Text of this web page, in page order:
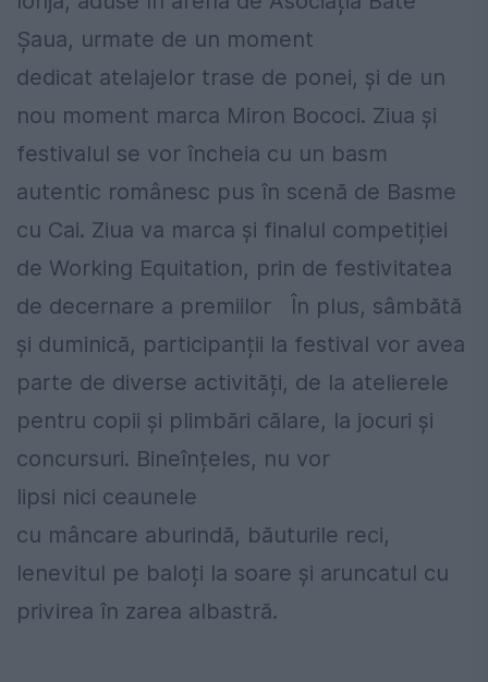
Șaua, urmate de un moment
dedicat atelajelor trase de ponei, și de un
nou moment marca Miron Bococi. Ziua și
festivalul se vor încheia cu un basm
autentic românesc pus în scenă de Basme
cu Cai. Ziua va marca și finalul competiției
de Working Equitation, prin de festivitatea
de decernare a premiilor În plus, sâmbătă
și duminică, participanții la festival vor avea
parte de diverse activități, de la atelierele
pentru copii și plimbări călare, la jocuri și
concursuri. Bineînțeles, nu vor
lipsi nici ceaunele
cu mâncare aburindă, băuturile reci,
lenevitul pe baloți la soare și aruncatul cu
privirea în zarea albastră.